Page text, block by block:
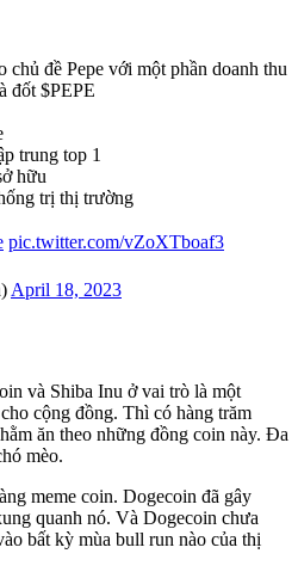
chủ đề Pepe với một phần doanh thu
đốt $PEPE
trung top 1
hữu
trị thị trường
pic.twitter.com/vZoXTboaf3
April 18, 2023
và Shiba Inu ở vai trò là một
cộng đồng. Thì có hàng trăm
ăn theo những đồng coin này. Đa
mèo.
meme coin. Dogecoin đã gây
quanh nó. Và Dogecoin chưa
bất kỳ mùa bull run nào của thị